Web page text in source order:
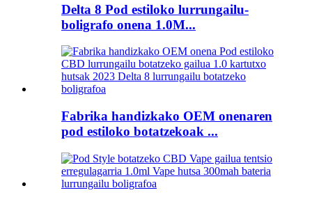
Delta 8 Pod estiloko lurrungailu-
boligrafo onena 1.0M...
Fabrika handizkako OEM onenaren
pod estiloko botatzekoak ...